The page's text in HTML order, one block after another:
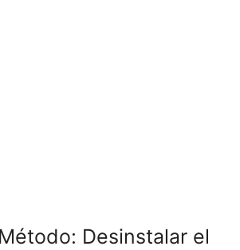
Desinstalar el